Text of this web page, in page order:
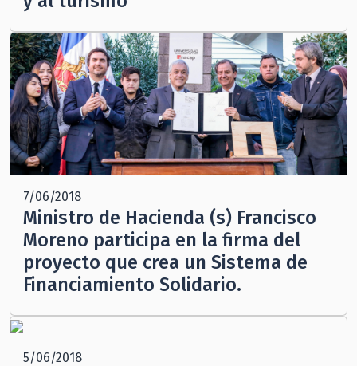
7/06/2018
Ministro de Hacienda (s) Francisco
Moreno participa en la firma del
proyecto que crea un Sistema de
Financiamiento Solidario.
5/06/2018